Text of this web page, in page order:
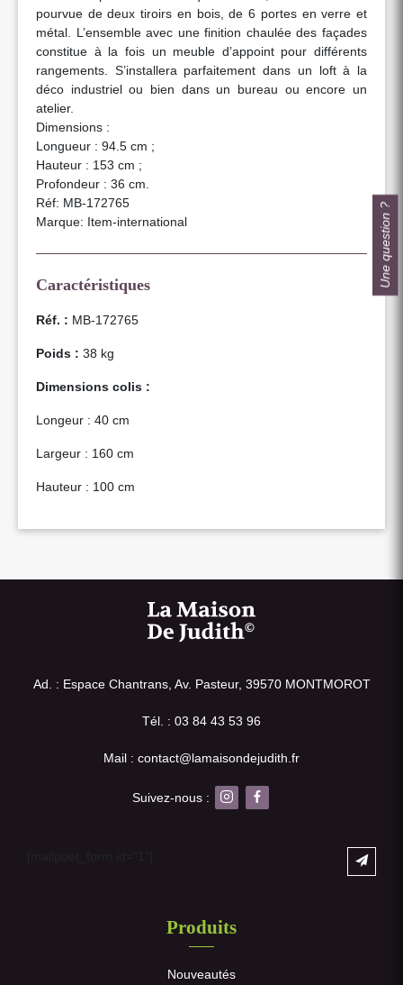
pourvue de deux tiroirs en bois, de 6 portes en verre et
métal. L’ensemble avec une finition chaulée des façades
constitue à la fois un meuble d’appoint pour différents
rangements. S’installera parfaitement dans un loft à la
déco industriel ou bien dans un bureau ou encore un
atelier.
Dimensions :
Longueur : 94.5 cm ;
Hauteur : 153 cm ;
Profondeur : 36 cm.
Réf: MB-172765
Marque: Item-international
Caractéristiques
Réf. : MB-172765
Poids : 38 kg
Dimensions colis :
Longeur : 40 cm
Largeur : 160 cm
Hauteur : 100 cm
Ad. : Espace Chantrans, Av. Pasteur, 39570 MONTMOROT
Tél. : 03 84 43 53 96
Mail : contact@lamaisondejudith.fr
Suivez-nous :
Produits
Nouveautés
Une question ?